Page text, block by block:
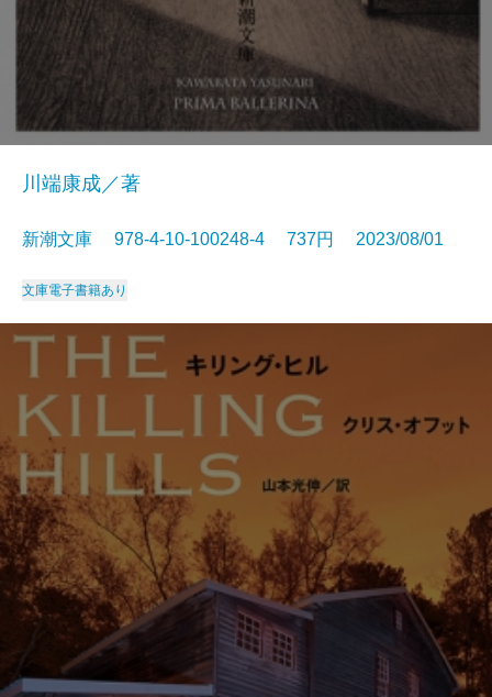
川端康成／著
新潮文庫 978-4-10-100248-4 737円 2023/08/01
文庫電子書籍あり